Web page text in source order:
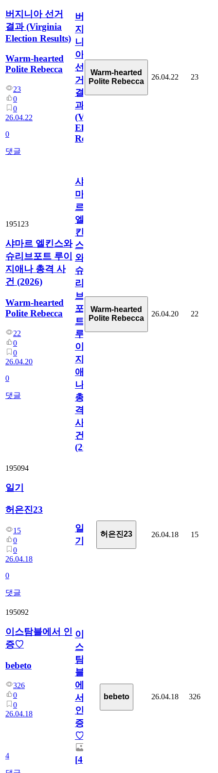
버지니아 선거
결과 (Virginia
Election Results)
Warm-hearted
Polite Rebecca
23
0
0
26.04.22
0
댓글
버
지
니
아
선
거
결
과
(Virginia
Election
Results)
Warm-hearted
Polite Rebecca
26.04.22 23
195123
샤마르 엘킨스와
슈리브포트 루이
지애나 총격 사
건 (2026)
Warm-hearted
Polite Rebecca
22
0
0
26.04.20
0
댓글
샤
마
르
엘
킨
스
와
슈
리
브
포
트
루
이
지
애
나
총
격
사
건
(2026)
Warm-hearted
Polite Rebecca
26.04.20 22
195094
일기
허은진23
15
0
0
26.04.18
0
댓글
일
기
허은진23 26.04.18 15
195092
이스탐블에서 인
증♡
bebeto
326
0
0
26.04.18
4
이
스
탐
블
에
서
인
증
♡
[4]
bebeto 26.04.18 326